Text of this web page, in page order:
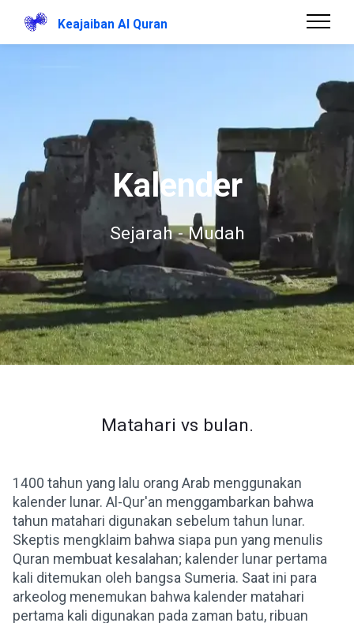
Keajaiban Al Quran
Kalender
Sejarah - Mudah
Matahari vs bulan.
1400 tahun yang lalu orang Arab menggunakan
kalender lunar. Al-Qur'an menggambarkan bahwa
tahun matahari digunakan sebelum tahun lunar.
Skeptis mengklaim bahwa siapa pun yang menulis
Quran membuat kesalahan; kalender lunar pertama
kali ditemukan oleh bangsa Sumeria. Saat ini para
arkeolog menemukan bahwa kalender matahari
pertama kali digunakan pada zaman batu, ribuan